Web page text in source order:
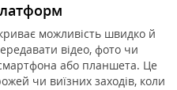
можливість швидко й
відео, фото чи
або планшета. Це
чи виїзних заходів, коли